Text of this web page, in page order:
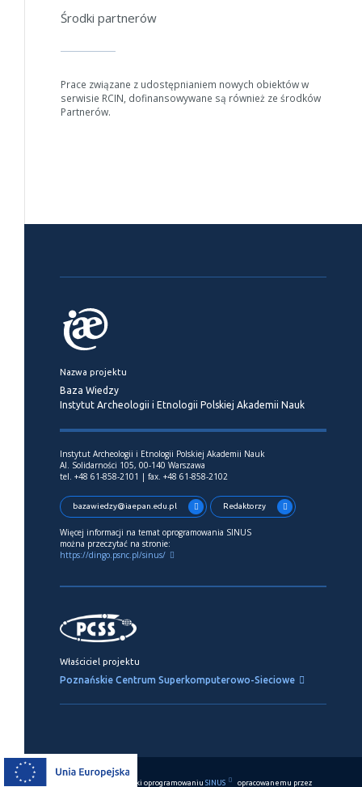
Środki partnerów
Prace związane z udostępnianiem nowych obiektów w
serwisie RCIN, dofinansowywane są również ze środków
Partnerów.
Nazwa projektu
Baza Wiedzy
Instytut Archeologii i Etnologii Polskiej Akademii Nauk
Instytut Archeologii i Etnologii Polskiej Akademii Nauk
Al. Solidarności 105, 00-140 Warszawa
tel. +48 61-858-2101 | fax. +48 61-858-2102
bazawiedzy@iaepan.edu.pl Redaktorzy
Więcej informacji na temat oprogramowania SINUS
można przeczytać na stronie:
https://dingo.psnc.pl/sinus/
Właściciel projektu
Poznańskie Centrum Superkomputerowo-Sieciowe
Ten serwis działa dzięki oprogramowaniu SINUS opracowanemu przez